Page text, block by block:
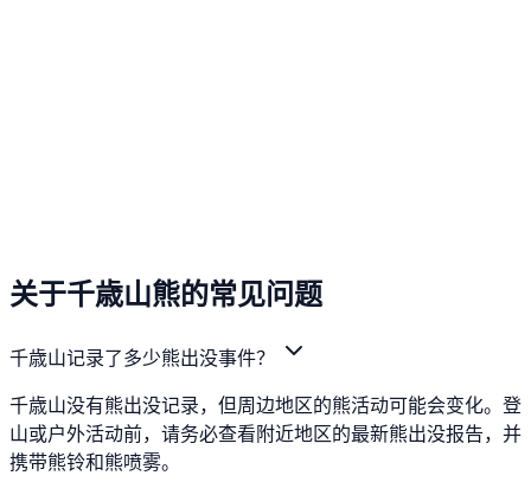
关于千歳山熊的常见问题
千歳山记录了多少熊出没事件？
千歳山没有熊出没记录，但周边地区的熊活动可能会变化。登
山或户外活动前，请务必查看附近地区的最新熊出没报告，并
携带熊铃和熊喷雾。